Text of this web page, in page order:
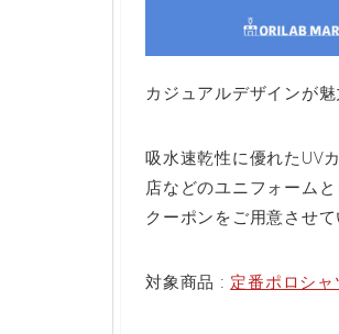
カジュアルデザインが
吸水速乾性に優れたUV
店などのユニフォーム
クーポンをご用意させて
対象商品 : 定番ポロシャ